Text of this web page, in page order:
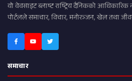
यो वेवसाइट ब्लाष्ट राष्ट्रिय दैनिकको आधिकारिक
पोर्टलले समाचार, विचार, मनोरञ्जन, खेल तथा
समाचार